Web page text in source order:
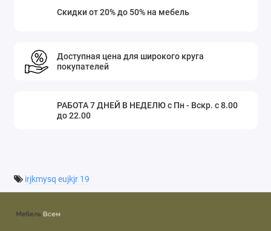
Скидки от 20% до 50% на мебель
Доступная цена для широкого круга
покупателей
РАБОТА 7 ДНЕЙ В НЕДЕЛЮ с Пн - Вскр. с 8.00
до 22.00
irjkmysq eujkjr 19